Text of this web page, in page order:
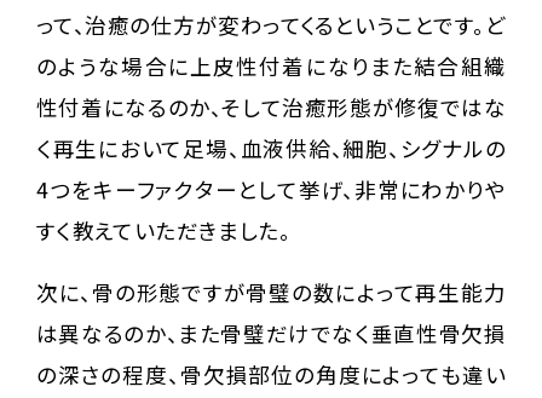
って、治癒の仕方が変わってくるということです。ど
のような場合に上皮性付着になりまた結合組織
性付着になるのか、そして治癒形態が修復ではな
く再生において足場、血液供給、細胞、シグナルの
4つをキーファクターとして挙げ、非常にわかりや
すく教えていただきました。
次に、骨の形態ですが骨璧の数によって再生能力
は異なるのか、また骨璧だけでなく垂直性骨欠損
の深さの程度、骨欠損部位の角度によっても違い